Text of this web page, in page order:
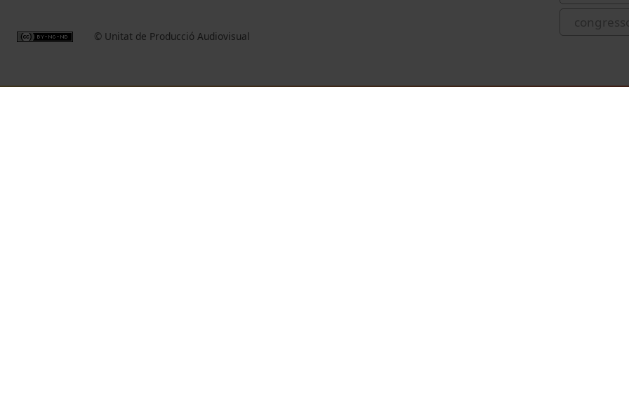
© Unitat de Producció Audiovisual